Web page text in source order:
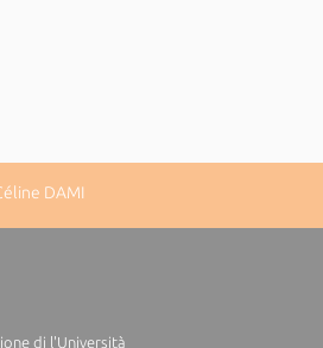
DAMI
di l'Università